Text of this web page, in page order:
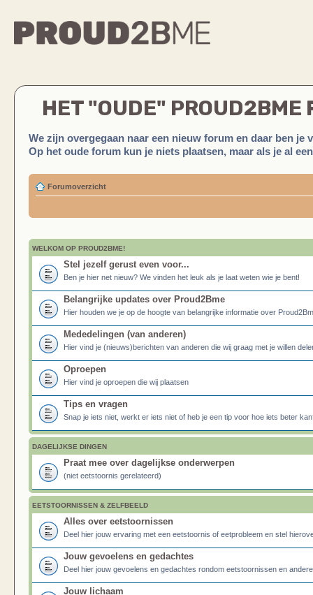
HET "OUDE" PROUD2BME
We zijn overgegaan naar een nieuw forum en daar ben je
Op het oude forum kun je niets plaatsen, maar als je al
Forumoverzicht
WELKOM OP PROUD2BME!
Stel jezelf gerust even voor...
Ben je hier net nieuw? We vinden het leuk als je laat weten wie je bent!
Belangrijke updates over Proud2Bme
Hier houden we je op de hoogte van belangrijke informatie over
Mededelingen (van anderen)
Hier vind je (nieuws)berichten van anderen die wij graag met je willen
Oproepen
Hier vind je oproepen die wij plaatsen
Tips en vragen
Snap je iets niet, werkt er iets niet of heb je een tip voor hoe iets beter
DAGELIJKSE DINGEN
Praat mee over dagelijkse onderwerpen
(niet eetstoornis gerelateerd)
EETSTOORNISSEN & ZELFBEELD
Alles over eetstoornissen
Deel hier jouw ervaring met een eetstoornis of eetprobleem en stel
Jouw gevoelens en gedachtes
Deel hier jouw gevoelens en gedachtes rondom eetstoornissen en
Jouw lichaam